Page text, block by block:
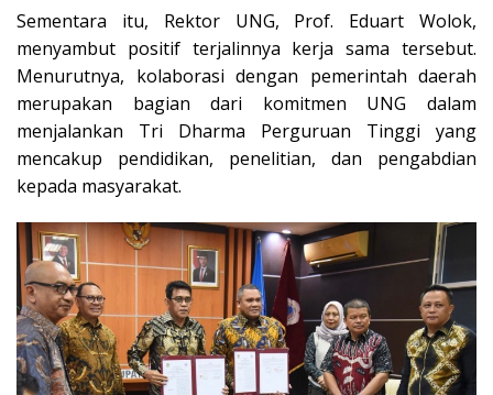
Sementara itu, Rektor UNG, Prof. Eduart Wolok,
menyambut positif terjalinnya kerja sama tersebut.
Menurutnya, kolaborasi dengan pemerintah daerah
merupakan bagian dari komitmen UNG dalam
menjalankan Tri Dharma Perguruan Tinggi yang
mencakup pendidikan, penelitian, dan pengabdian
kepada masyarakat.